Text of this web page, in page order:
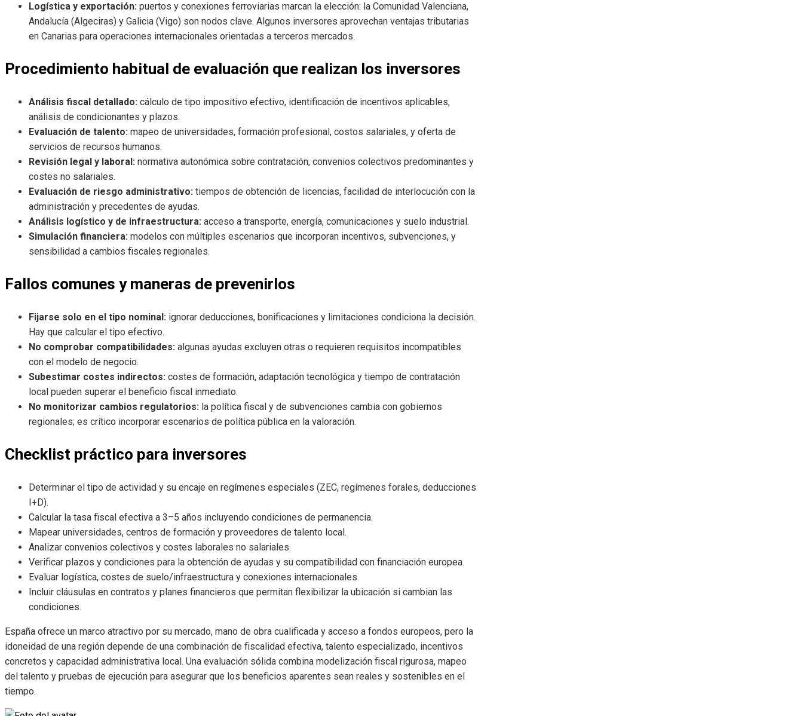
Logística y exportación: puertos y conexiones ferroviarias marcan la elección: la Comunidad Valenciana,
Andalucía (Algeciras) y Galicia (Vigo) son nodos clave. Algunos inversores aprovechan ventajas tributarias
en Canarias para operaciones internacionales orientadas a terceros mercados.
Procedimiento habitual de evaluación que realizan los inversores
Análisis fiscal detallado: cálculo de tipo impositivo efectivo, identificación de incentivos aplicables,
análisis de condicionantes y plazos.
Evaluación de talento: mapeo de universidades, formación profesional, costos salariales, y oferta de
servicios de recursos humanos.
Revisión legal y laboral: normativa autonómica sobre contratación, convenios colectivos predominantes y
costes no salariales.
Evaluación de riesgo administrativo: tiempos de obtención de licencias, facilidad de interlocución con la
administración y precedentes de ayudas.
Análisis logístico y de infraestructura: acceso a transporte, energía, comunicaciones y suelo industrial.
Simulación financiera: modelos con múltiples escenarios que incorporan incentivos, subvenciones, y
sensibilidad a cambios fiscales regionales.
Fallos comunes y maneras de prevenirlos
Fijarse solo en el tipo nominal: ignorar deducciones, bonificaciones y limitaciones condiciona la decisión.
Hay que calcular el tipo efectivo.
No comprobar compatibilidades: algunas ayudas excluyen otras o requieren requisitos incompatibles
con el modelo de negocio.
Subestimar costes indirectos: costes de formación, adaptación tecnológica y tiempo de contratación
local pueden superar el beneficio fiscal inmediato.
No monitorizar cambios regulatorios: la política fiscal y de subvenciones cambia con gobiernos
regionales; es crítico incorporar escenarios de política pública en la valoración.
Checklist práctico para inversores
Determinar el tipo de actividad y su encaje en regímenes especiales (ZEC, regímenes forales, deducciones
I+D).
Calcular la tasa fiscal efectiva a 3–5 años incluyendo condiciones de permanencia.
Mapear universidades, centros de formación y proveedores de talento local.
Analizar convenios colectivos y costes laborales no salariales.
Verificar plazos y condiciones para la obtención de ayudas y su compatibilidad con financiación europea.
Evaluar logística, costes de suelo/infraestructura y conexiones internacionales.
Incluir cláusulas en contratos y planes financieros que permitan flexibilizar la ubicación si cambian las
condiciones.
España ofrece un marco atractivo por su mercado, mano de obra cualificada y acceso a fondos europeos, pero la
idoneidad de una región depende de una combinación de fiscalidad efectiva, talento especializado, incentivos
concretos y capacidad administrativa local. Una evaluación sólida combina modelización fiscal rigurosa, mapeo
del talento y pruebas de ejecución para asegurar que los beneficios aparentes sean reales y sostenibles en el
tiempo.